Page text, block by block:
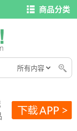
商品分类